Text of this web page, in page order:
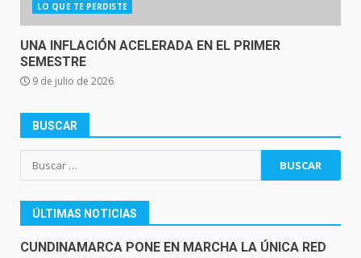
LO QUE TE PERDISTE
UNA INFLACIÓN ACELERADA EN EL PRIMER
SEMESTRE
9 de julio de 2026
BUSCAR
Buscar:
ÚLTIMAS NOTICIAS
CUNDINAMARCA PONE EN MARCHA LA ÚNICA RED